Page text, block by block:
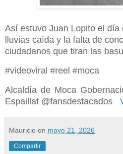
Así estuvo Juan Lopito el día
lluvias caída y la falta de
ciudadanos que tiran las
#videoviral #reel #moca
Alcaldía de Moca
Espaillat @fansdestacados
Mauricio on mayo 21, 2026
Compartir